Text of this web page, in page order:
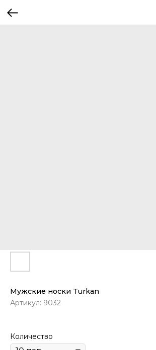
Мужские носки Turkan
Артикул: 9032
Количество